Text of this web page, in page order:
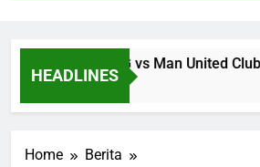
HEADLINES
Streaming PSG vs Man United Club
Home
Berita